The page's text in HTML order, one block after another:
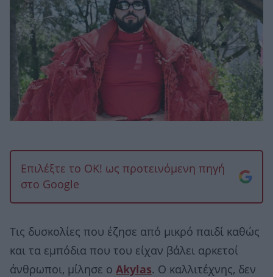
Επιλέξτε το OK! ως προτεινόμενη πηγή
στο Google
Τις δυσκολίες που έζησε από μικρό παιδί καθώς
και τα εμπόδια που του είχαν βάλει αρκετοί
άνθρωποι, μίλησε ο Akylas. Ο καλλιτέχνης, δεν